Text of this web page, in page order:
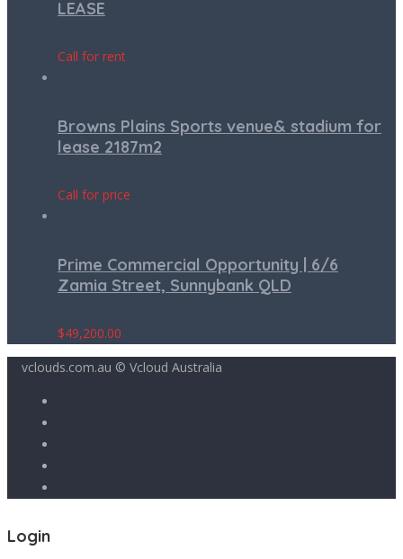
LEASE
Call for rent
Browns Plains Sports venue& stadium for
lease 2187m2
Call for price
Prime Commercial Opportunity | 6/6
Zamia Street, Sunnybank QLD
$49,200.00
vclouds.com.au © Vcloud Australia
Login